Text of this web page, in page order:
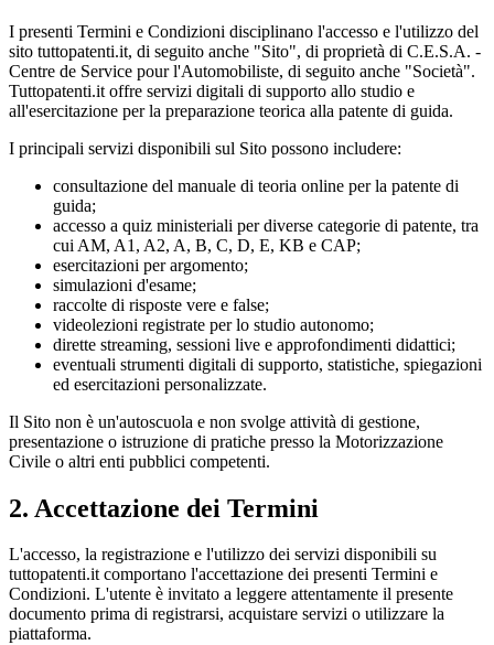
I presenti Termini e Condizioni disciplinano l'accesso e l'utilizzo del
sito tuttopatenti.it, di seguito anche "Sito", di proprietà di C.E.S.A. -
Centre de Service pour l'Automobiliste, di seguito anche "Società".
Tuttopatenti.it offre servizi digitali di supporto allo studio e
all'esercitazione per la preparazione teorica alla patente di guida.
I principali servizi disponibili sul Sito possono includere:
consultazione del manuale di teoria online per la patente di
guida;
accesso a quiz ministeriali per diverse categorie di patente, tra
cui AM, A1, A2, A, B, C, D, E, KB e CAP;
esercitazioni per argomento;
simulazioni d'esame;
raccolte di risposte vere e false;
videolezioni registrate per lo studio autonomo;
dirette streaming, sessioni live e approfondimenti didattici;
eventuali strumenti digitali di supporto, statistiche, spiegazioni
ed esercitazioni personalizzate.
Il Sito non è un'autoscuola e non svolge attività di gestione,
presentazione o istruzione di pratiche presso la Motorizzazione
Civile o altri enti pubblici competenti.
2. Accettazione dei Termini
L'accesso, la registrazione e l'utilizzo dei servizi disponibili su
tuttopatenti.it comportano l'accettazione dei presenti Termini e
Condizioni. L'utente è invitato a leggere attentamente il presente
documento prima di registrarsi, acquistare servizi o utilizzare la
piattaforma.